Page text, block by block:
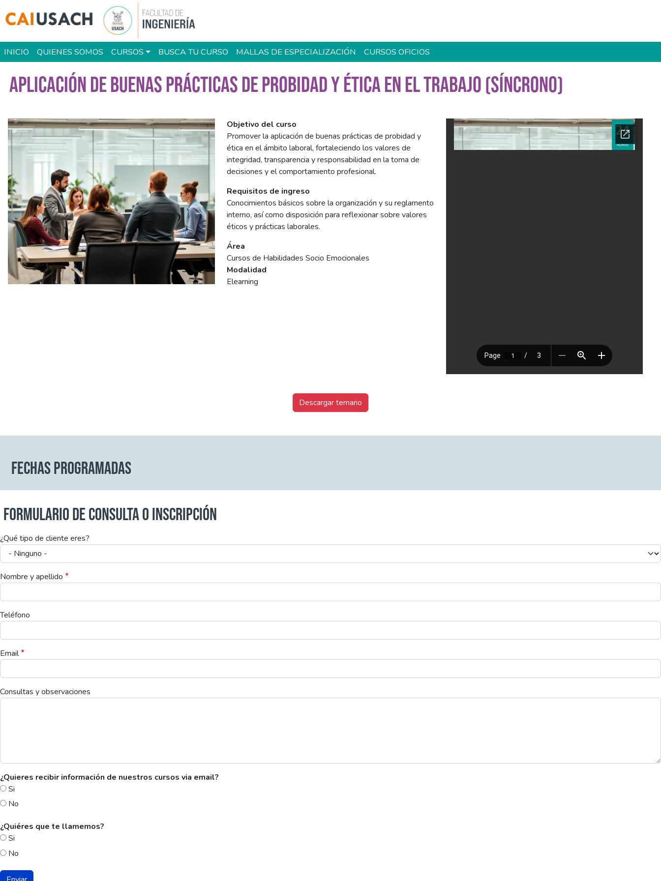
Main navigation
INICIO QUIENES SOMOS CURSOS BUSCA TU CURSO MALLAS DE ESPECIALIZACIÓN CURSOS OFICIOS
APLICACIÓN DE BUENAS PRÁCTICAS DE PROBIDAD Y ÉTICA EN EL TRABAJO (SÍNCRONO)
Imagen del curso
Objetivo del curso
Promover la aplicación de buenas prácticas de probidad y
ética en el ámbito laboral, fortaleciendo los valores de
integridad, transparencia y responsabilidad en la toma de
decisiones y el comportamiento profesional.
Requisitos de ingreso
Conocimientos básicos sobre la organización y su reglamento
interno, así como disposición para reflexionar sobre valores
éticos y prácticas laborales.
Área
Cursos de Habilidades Socio Emocionales
Modalidad
Elearning
Ficha del curso
Descargar temario
FECHAS PROGRAMADAS
FORMULARIO DE CONSULTA O INSCRIPCIÓN
¿Qué tipo de cliente eres?
Nombre y apellido
Teléfono
Email
Consultas y observaciones
¿Quieres recibir información de nuestros cursos via email?
Si
No
¿Quiéres que te llamemos?
Si
No